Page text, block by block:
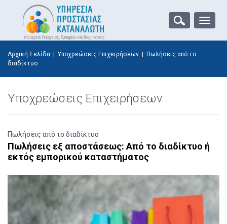
Toggle
Αρχική Σελίδα Υποχρεώσεις Επιχειρήσεων
Πωλήσεις από το
διαδίκτυο
Υποχρεώσεις Επιχειρήσεων
Πωλήσεις από το διαδίκτυο
Πωλήσεις εξ αποστάσεως: Από το διαδίκτυο ή
εκτός εμπορικού καταστήματος